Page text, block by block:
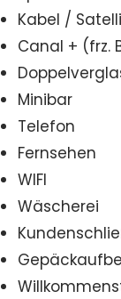
Kabel /
Canal + (frz.
Minibar
Telefon
Fernsehen
WIFI
Wäscherei